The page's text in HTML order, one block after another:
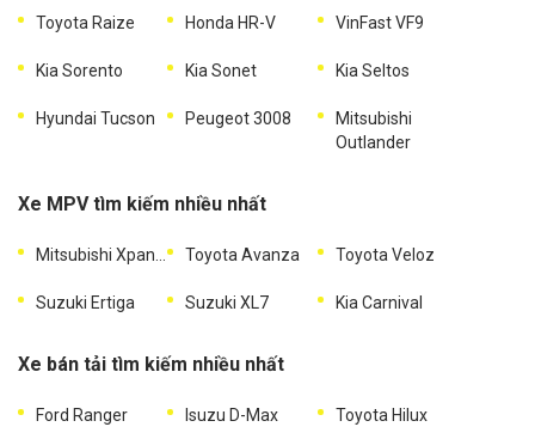
Toyota Raize Honda HR-V VinFast VF9
Kia Sorento Kia Sonet Kia Seltos
Hyundai Tucson Peugeot 3008
Mitsubishi
Outlander
Xe MPV tìm kiếm nhiều nhất
Toyota Avanza Toyota Veloz
Suzuki Ertiga Suzuki XL7 Kia Carnival
Xe bán tải tìm kiếm nhiều nhất
Ford Ranger Isuzu D-Max Toyota Hilux